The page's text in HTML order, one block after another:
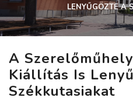
LENYŰGÖZTE A
A
Kiállítás Is
Székkutasiakat